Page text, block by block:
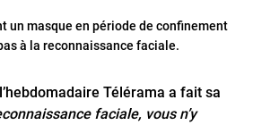
un masque en période de confinement
à la reconnaissance faciale.
Télérama a fait sa
faciale, vous n’y